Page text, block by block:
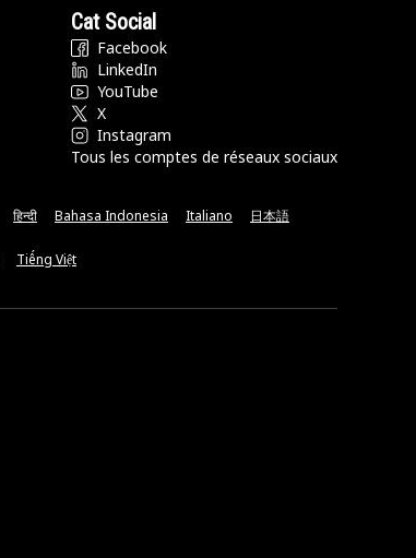
Cat Social
Facebook
LinkedIn
YouTube
X
Instagram
Tous les comptes de réseaux sociaux
हिन्दी Bahasa Indonesia Italiano 日本語
Tiếng Việt